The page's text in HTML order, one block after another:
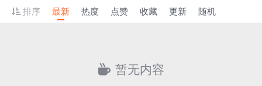
排序
最新 热度 点赞 收藏 更新 随机
暂无内容